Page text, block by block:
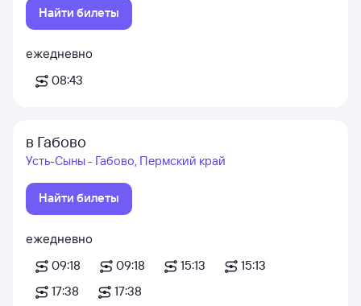
Найти билеты
ежедневно
08:43
в Габово
Усть-Сыны - Габово, Пермский край
Найти билеты
ежедневно
09:18
09:18 15:13
15:13
17:38
17:38